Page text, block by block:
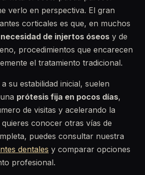
verlo en perspectiva. El gran
corticales es que, en muchos
de injertos óseos y de
procedimientos que encarecen
el tratamiento tradicional.
su estabilidad inicial, suelen
prótesis fija en pocos días,
de visitas y acelerando la
conocer otras vías de
puedes consultar nuestra
dentales y comparar opciones
profesional.